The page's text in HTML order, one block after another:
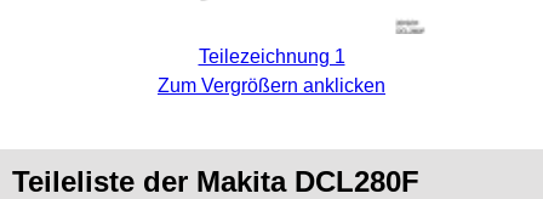
Teilezeichnung 1
Zum Vergrößern anklicken
Teileliste der Makita DCL280F